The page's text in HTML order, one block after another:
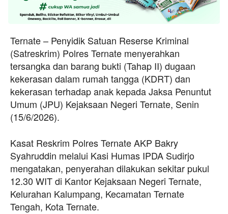
Ternate – Penyidik Satuan Reserse Kriminal
(Satreskrim) Polres Ternate menyerahkan
tersangka dan barang bukti (Tahap II) dugaan
kekerasan dalam rumah tangga (KDRT) dan
kekerasan terhadap anak kepada Jaksa Penuntut
Umum (JPU) Kejaksaan Negeri Ternate, Senin
(15/6/2026).
Kasat Reskrim Polres Ternate AKP Bakry
Syahruddin melalui Kasi Humas IPDA Sudirjo
mengatakan, penyerahan dilakukan sekitar pukul
12.30 WIT di Kantor Kejaksaan Negeri Ternate,
Kelurahan Kalumpang, Kecamatan Ternate
Tengah, Kota Ternate.